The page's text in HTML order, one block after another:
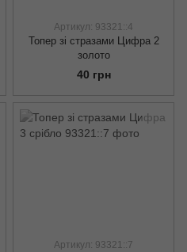
Артикул: 93321::4
Топер зі стразами Цифра 2
золото
40 грн
Артикул: 93321::7